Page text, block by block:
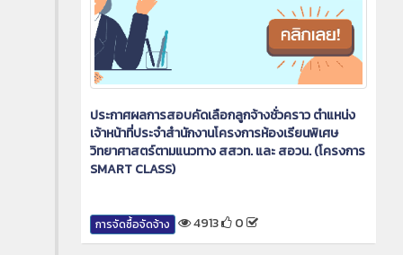
ประกาศผลการสอบคัดเลือกลูกจ้างชั่วคราว ตำแหน่ง
เจ้าหน้าที่ประจำสำนักงานโครงการห้องเรียนพิเศษ
วิทยาศาสตร์ตามแนวทาง สสวท. และ สอวน. (โครงการ
SMART CLASS)
การจัดซื้อจัดจ้าง 4913 0